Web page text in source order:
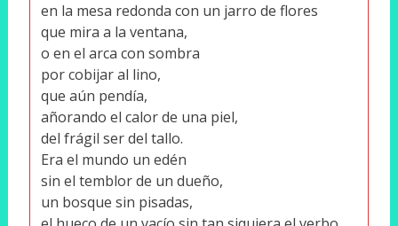
en la mesa redonda con un jarro de flores
que mira a la ventana,
o en el arca con sombra
por cobijar al lino,
que aún pendía,
añorando el calor de una piel,
del frágil ser del tallo.
Era el mundo un edén
sin el temblor de un dueño,
un bosque sin pisadas,